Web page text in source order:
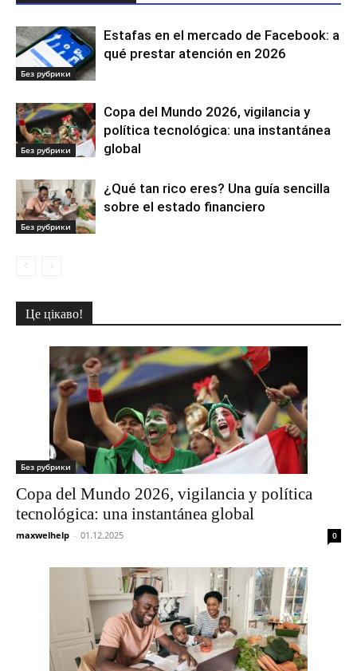
Без рубрики
Estafas en el mercado de Facebook: a
qué prestar atención en 2026
Без рубрики
Copa del Mundo 2026, vigilancia y
política tecnológica: una instantánea
global
Без рубрики
¿Qué tan rico eres? Una guía sencilla
sobre el estado financiero
Це цікаво!
Без рубрики
Copa del Mundo 2026, vigilancia y política
tecnológica: una instantánea global
maxwelhelp - 01.12.2025 0